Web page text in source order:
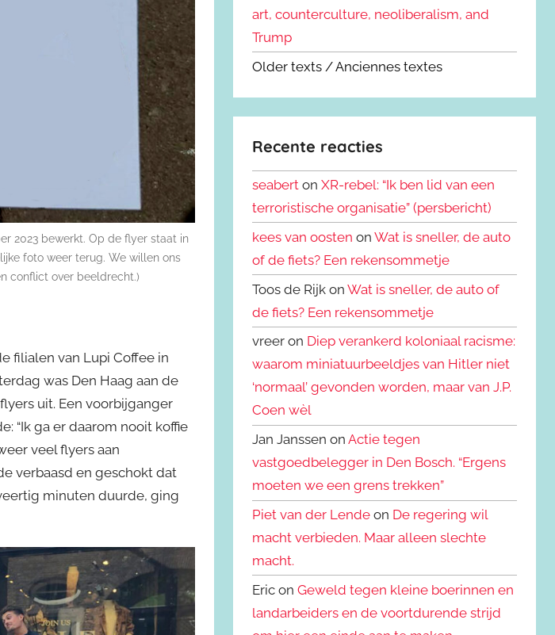
2023 bewerkt. Op de flyer staat in
foto weer terug. We willen ons
conflict over beeldrecht.)
filialen van Lupi Coffee in
was Den Haag aan de
uit. Een voorbijganger
“Ik ga er daarom nooit koffie
veel flyers aan
verbaasd en geschokt dat
minuten duurde, ging
art, counterculture, neoliberalism, and
Trump
Older texts / Anciennes textes
Recente reacties
seabert onXR-rebel: “Ik ben lid van een
terroristische organisatie” (persbericht)
kees van oosten onWat is sneller, de auto
of de fiets? Een rekensommetje
Toos de Rijk onWat is sneller, de auto of
de fiets? Een rekensommetje
vreer on Diep verankerd koloniaal racisme:
waarom miniatuurbeeldjes van Hitler niet
‘normaal’ gevonden worden, maar van J.P.
Coen wèl
Jan Janssen onActie tegen
vastgoedbelegger in Den Bosch. “Ergens
moeten we een grens trekken”
Piet van der Lende on De regering wil
macht verbieden. Maar alleen slechte
macht.
Eric onGeweld tegen kleine boerinnen en
landarbeiders en de voortdurende strijd